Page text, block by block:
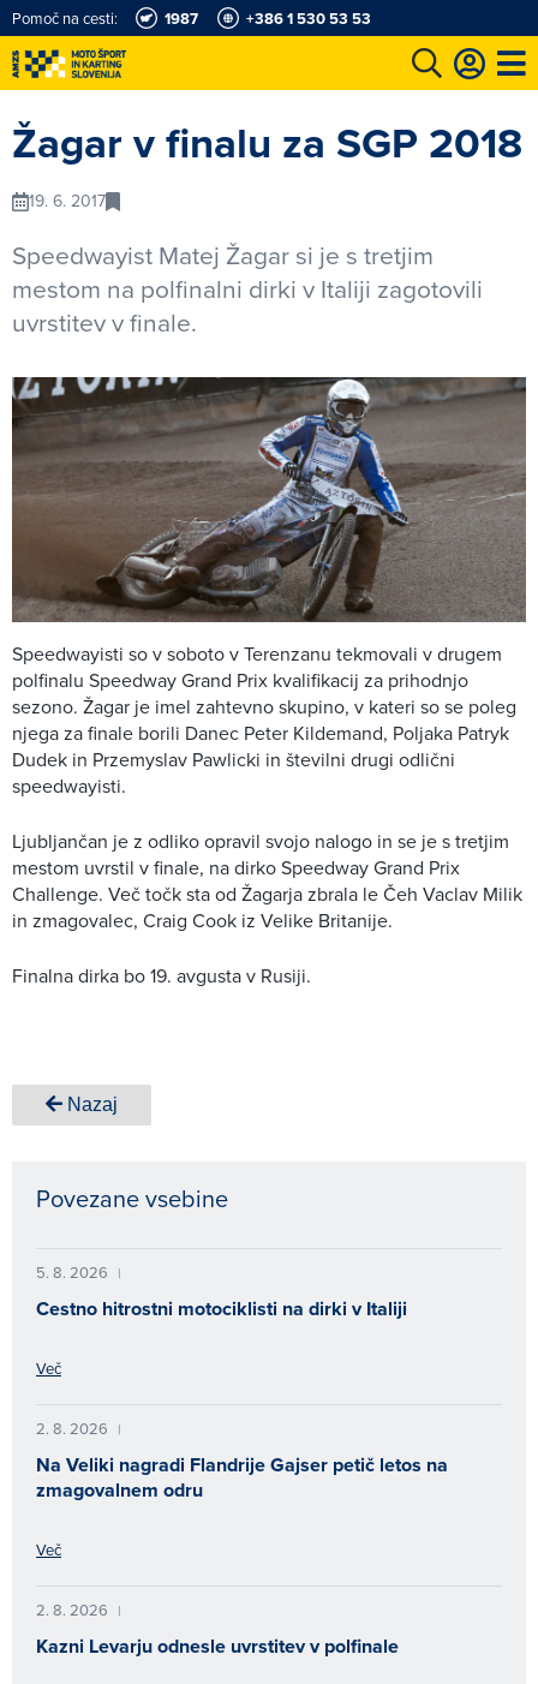
Pomoč na cesti: 1987 +386 1 530 53 53
Žagar v finalu za SGP 2018
19. 6. 2017
Speedwayist Matej Žagar si je s tretjim
mestom na polfinalni dirki v Italiji zagotovili
uvrstitev v finale.
Speedwayisti so v soboto v Terenzanu tekmovali v drugem
polfinalu Speedway Grand Prix kvalifikacij za prihodnjo
sezono. Žagar je imel zahtevno skupino, v kateri so se poleg
njega za finale borili Danec Peter Kildemand, Poljaka Patryk
Dudek in Przemyslav Pawlicki in številni drugi odlični
speedwayisti.
Ljubljančan je z odliko opravil svojo nalogo in se je s tretjim
mestom uvrstil v finale, na dirko Speedway Grand Prix
Challenge. Več točk sta od Žagarja zbrala le Čeh Vaclav Milik
in zmagovalec, Craig Cook iz Velike Britanije.
Finalna dirka bo 19. avgusta v Rusiji.
Nazaj
Povezane vsebine
5. 8. 2026 |
Cestno hitrostni motociklisti na dirki v Italiji
Več
2. 8. 2026 |
Na Veliki nagradi Flandrije Gajser petič letos na
zmagovalnem odru
Več
2. 8. 2026 |
Kazni Levarju odnesle uvrstitev v polfinale